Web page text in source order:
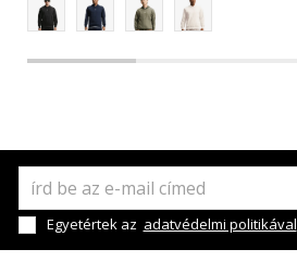
Egyetértek az adatvédelmi politikával